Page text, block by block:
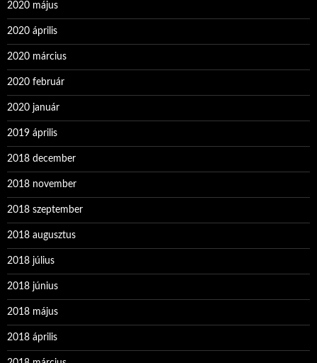
2020 május
2020 április
2020 március
2020 február
2020 január
2019 április
2018 december
2018 november
2018 szeptember
2018 augusztus
2018 július
2018 június
2018 május
2018 április